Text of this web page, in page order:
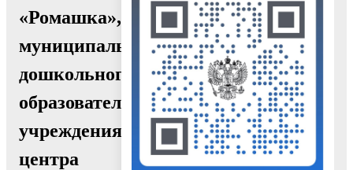
«Ромашка»,
муниципального
дошкольного
образовательного
учреждения
центра